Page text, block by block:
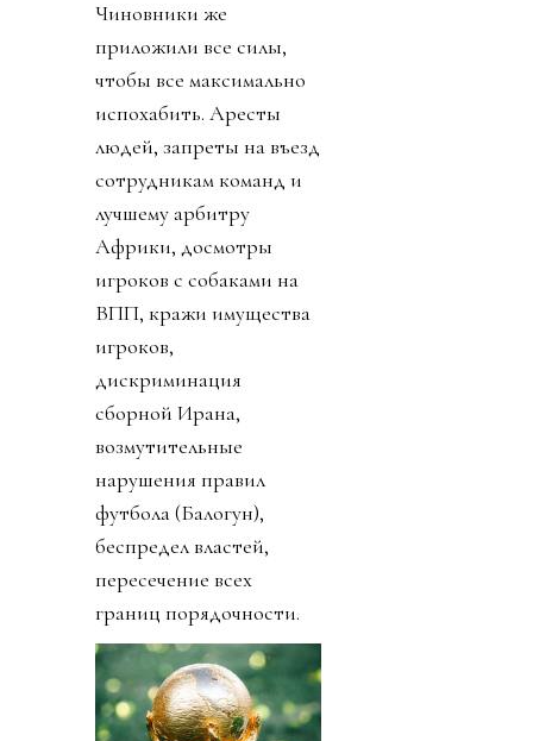
Чиновники же
приложили все силы,
чтобы все максимально
испохабить. Аресты
людей, запреты на въезд
сотрудникам команд и
лучшему арбитру
Африки, досмотры
игроков с собаками на
ВПП, кражи имущества
игроков,
дискриминация
сборной Ирана,
возмутительные
нарушения правил
футбола (Балогун),
беспредел властей,
пересечение всех
границ порядочности.